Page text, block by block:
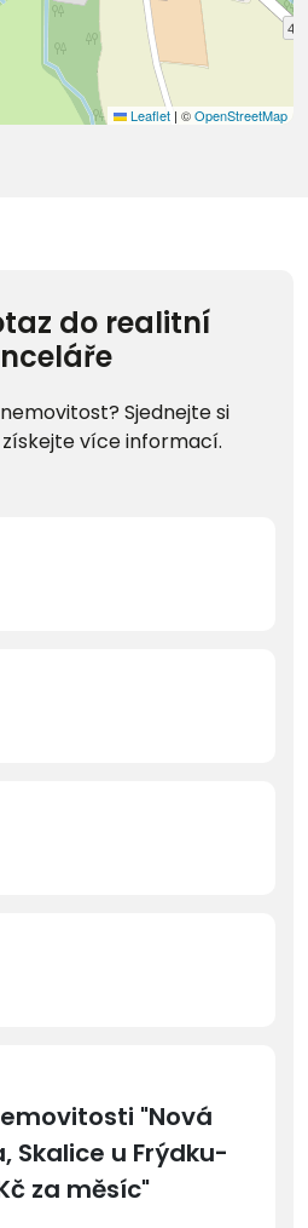
Leaflet | ©OpenStreetMap
do realitní
Sjednejte si
více informací.